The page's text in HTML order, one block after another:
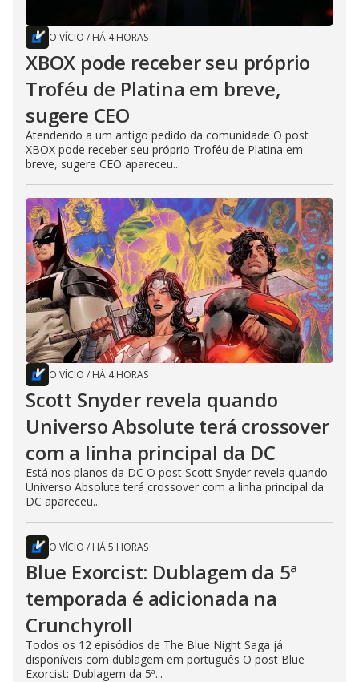
O VÍCIO / HÁ 4 HORAS
XBOX pode receber seu próprio
Troféu de Platina em breve,
sugere CEO
Atendendo a um antigo pedido da comunidade O post
XBOX pode receber seu próprio Troféu de Platina em
breve, sugere CEO apareceu...
O VÍCIO / HÁ 4 HORAS
Scott Snyder revela quando
Universo Absolute terá crossover
com a linha principal da DC
Está nos planos da DC O post Scott Snyder revela quando
Universo Absolute terá crossover com a linha principal da
DC apareceu...
O VÍCIO / HÁ 5 HORAS
Blue Exorcist: Dublagem da 5ª
temporada é adicionada na
Crunchyroll
Todos os 12 episódios de The Blue Night Saga já
disponíveis com dublagem em português O post Blue
Exorcist: Dublagem da 5ª...